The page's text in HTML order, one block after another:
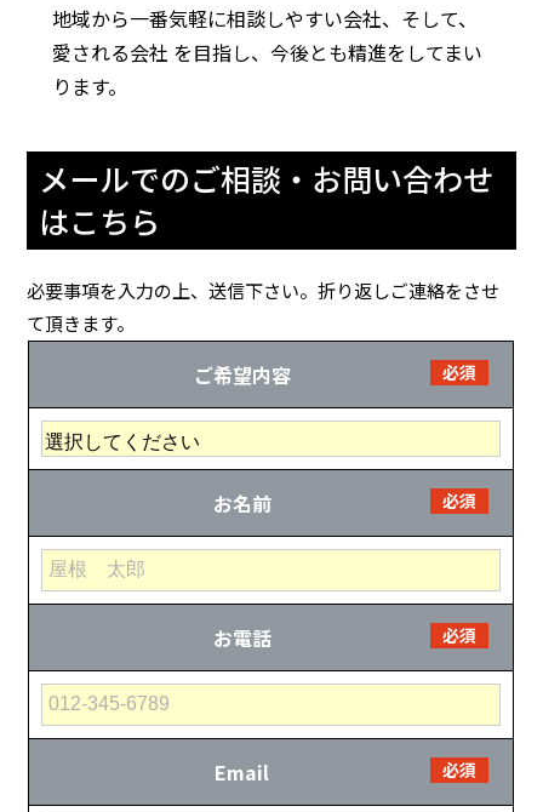
地域から一番気軽に相談しやすい会社、そして、
愛される会社 を目指し、今後とも精進をしてまい
ります。
メールでのご相談・お問い合わせ
はこちら
必要事項を入力の上、送信下さい。折り返しご連絡をさせ
て頂きます。
ご希望内容 必須
お名前 必須
お電話 必須
Email 必須